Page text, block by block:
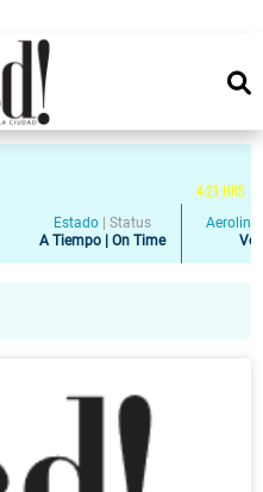
4:21 HRS
Estado
Status
A Tiempo | On Time